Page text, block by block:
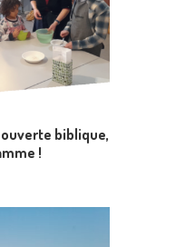
biblique,
!